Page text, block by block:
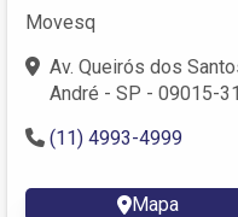
Movesq
Av. Queirós dos
André - SP - 09015-
(11) 4993-4999
Mapa